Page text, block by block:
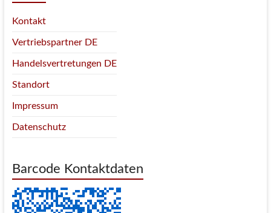
Kontakt
Vertriebspartner DE
Handelsvertretungen DE
Standort
Impressum
Datenschutz
Barcode Kontaktdaten